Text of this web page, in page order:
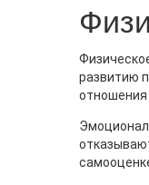
развитию
отношения